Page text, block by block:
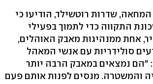
שדרות רוטשילד, הודיעו כי
התקווה כדי לתמוך בפעילי
אחת ממנהיגות מאבק האוהלים,
סולידריות עם אנשי המאהל
"הם נמצאים במאבק הרבה יותר
והמשטרה. מנסים לפנות אותם פעם